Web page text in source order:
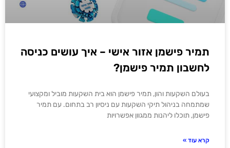
תמיר פישמן אזור אישי – איך עושים כניסה
לחשבון תמיר פישמן?
בעולם השקעות והון, תמיר פישמן הוא בית השקעות מוביל ומקצועי
שמתמחה בניהול תיקי השקעות עם ניסיון רב בתחום. עם תמיר
פישמן, תוכלו ליהנות ממגוון אפשרויות
קרא עוד »